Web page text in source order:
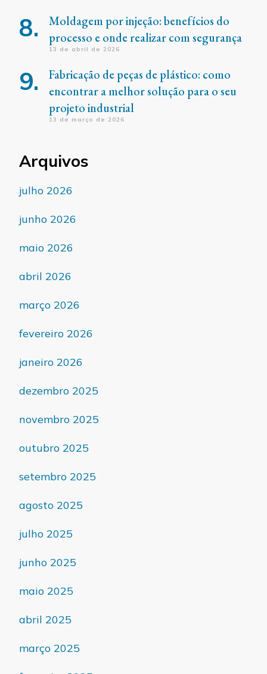
Moldagem por injeção: benefícios do
processo e onde realizar com segurança
13 de abril de 2026
Fabricação de peças de plástico: como
encontrar a melhor solução para o seu
projeto industrial
13 de março de 2026
Arquivos
julho 2026
junho 2026
maio 2026
abril 2026
março 2026
fevereiro 2026
janeiro 2026
dezembro 2025
novembro 2025
outubro 2025
setembro 2025
agosto 2025
julho 2025
junho 2025
maio 2025
abril 2025
março 2025